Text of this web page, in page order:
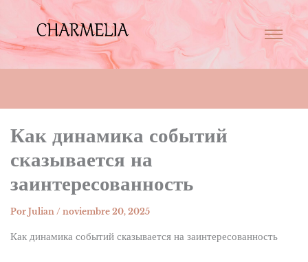
Как динамика событий
сказывается на
заинтересованность
Por Julian / noviembre 20, 2025
Как динамика событий сказывается на заинтересованность